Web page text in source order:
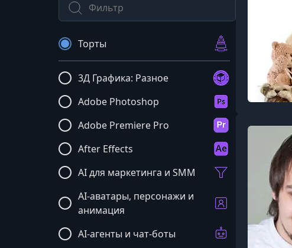
Торты
3Д Графика: Разное
Adobe Photoshop
Adobe Premiere Pro
After Effects
AI для маркетинга и SMM
AI-аватары, персонажи и
анимация
AI-агенты и чат-боты